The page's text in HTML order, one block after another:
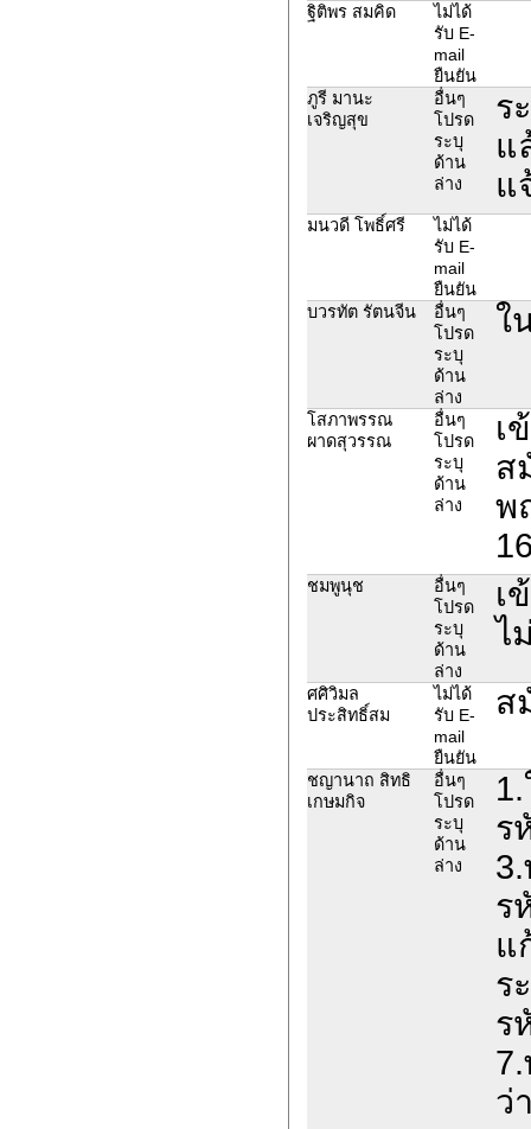
ฐิติพร สมคิด
ไม่ได้
รับ E-
mail
ยืนยัน
ภูรี มานะ
เจริญสุข
อื่นๆ
โปรด
ระบุ
ด้าน
ล่าง
ร
แ
แ
มนวดี โพธิ์ศรี
ไม่ได้
รับ E-
mail
ยืนยัน
บวรทัต รัตนจีน
อื่นๆ
โปรด
ระบุ
ด้าน
ล่าง
ใ
โสภาพรรณ
ผาดสุวรรณ
อื่นๆ
โปรด
ระบุ
ด้าน
ล่าง
เ
ส
พ
ชมพูนุช
อื่นๆ
โปรด
ระบุ
ด้าน
ล่าง
เ
ไ
ศศิวิมล
ประสิทธิ์สม
ไม่ได้
รับ E-
mail
ยืนยัน
ส
ชญานาถ สิทธิ
เกษมกิจ
อื่นๆ
โปรด
ระบุ
ด้าน
ล่าง
ร
ร
แ
ร
ร
ว่